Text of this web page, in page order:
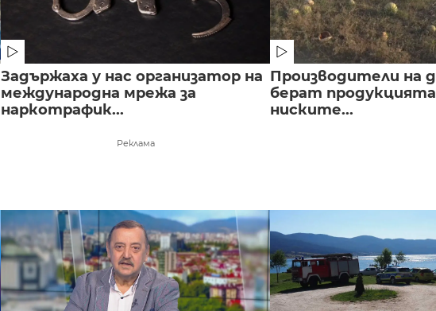
Задържаха у нас организатор на
международна мрежа за
наркотрафик...
Производители на
берат продукцията
ниските...
Реклама